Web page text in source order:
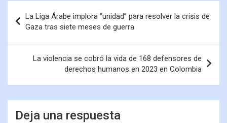
La Liga Árabe implora “unidad” para resolver la crisis de
Gaza tras siete meses de guerra
La violencia se cobró la vida de 168 defensores de
derechos humanos en 2023 en Colombia
Deja una respuesta